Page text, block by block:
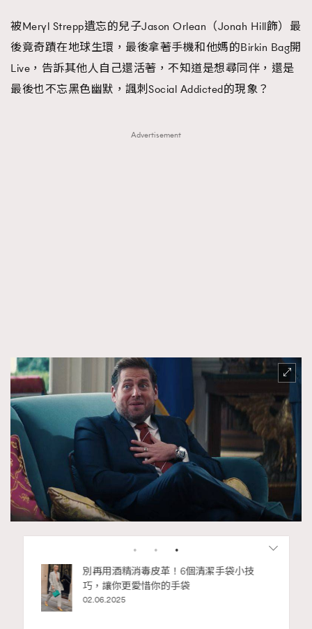
被Meryl Strepp遺忘的兒子Jason Orlean（Jonah Hill飾）最
後竟奇蹟在地球生環，最後拿著手機和他媽的Birkin Bag開
Live，告訴其他人自己還活著，不知道是想尋同伴，還是
最後也不忘黑色幽默，諷刺Social Addicted的現象？
Advertisement
（圖片來源：Netflix《Don‘t Look Up》劇照）
別再用酒精消毒皮革！6個清潔手袋小技
巧，讓你更愛惜你的手袋
02.06.2025